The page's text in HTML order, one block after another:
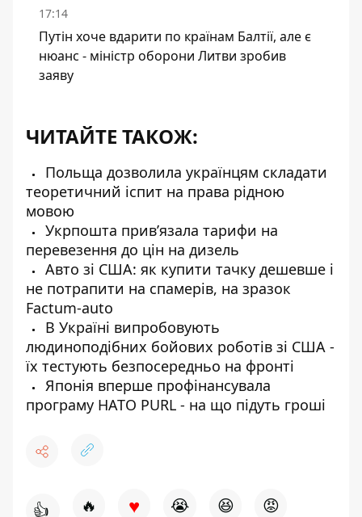
17:14
Путін хоче вдарити по країнам Балтії, але є
нюанс - міністр оборони Литви зробив
заяву
ЧИТАЙТЕ ТАКОЖ:
Польща дозволила українцям складати
теоретичний іспит на права рідною
мовою
Укрпошта прив’язала тарифи на
перевезення до цін на дизель
Авто зі США: як купити тачку дешевше і
не потрапити на спамерів, на зразок
Factum-auto
В Україні випробовують
людиноподібних бойових роботів зі США -
їх тестують безпосередньо на фронті
Японія вперше профінансувала
програму НАТО PURL - на що підуть гроші
👍 🔥 ♥ 😭 😆 😡